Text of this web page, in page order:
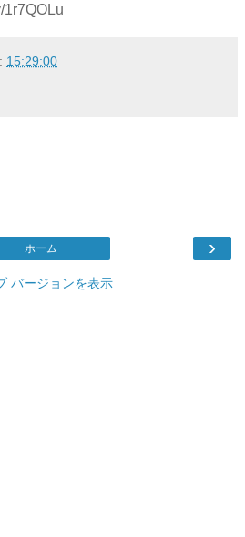
1r7QOLu
15:29:00
›
ホーム
バージョンを表示